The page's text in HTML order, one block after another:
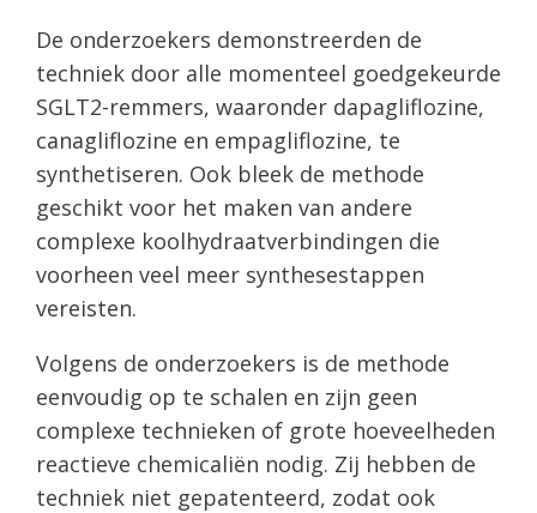
De onderzoekers demonstreerden de
techniek door alle momenteel goedgekeurde
SGLT2-remmers, waaronder dapagliflozine,
canagliflozine en empagliflozine, te
synthetiseren. Ook bleek de methode
geschikt voor het maken van andere
complexe koolhydraatverbindingen die
voorheen veel meer synthesestappen
vereisten.
Volgens de onderzoekers is de methode
eenvoudig op te schalen en zijn geen
complexe technieken of grote hoeveelheden
reactieve chemicaliën nodig. Zij hebben de
techniek niet gepatenteerd, zodat ook